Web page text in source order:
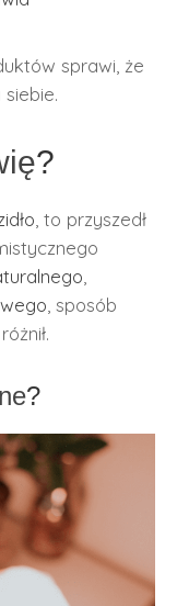
sprawi, że
?
, to przyszedł
,
, sposób
?